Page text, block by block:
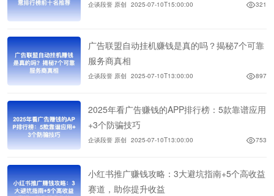
企谈段誉 原创 2025-07-10T15:00:00 321
广告联盟自动挂机赚钱是真的吗？揭秘7个可靠
服务商真相
企谈段誉 原创 2025-07-10T13:00:00 897
2025年看广告赚钱的APP排行榜：5款靠谱应用
+3个防骗技巧
企谈段誉 原创 2025-07-10T13:00:00 753
小红书推广赚钱攻略：3大避坑指南+5个高收益
赛道，助你提升收益